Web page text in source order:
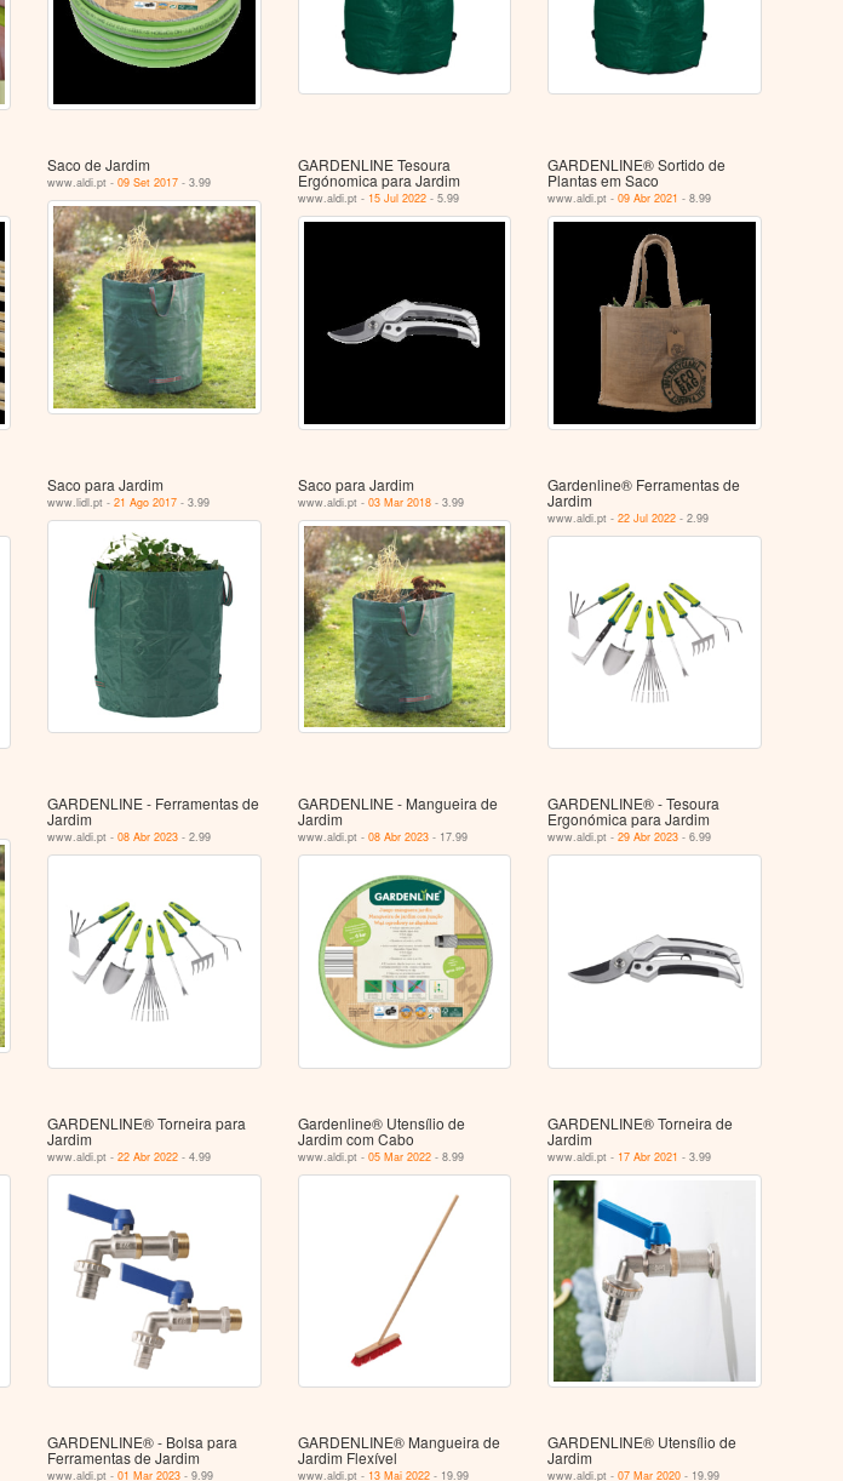
Saco de Jardim
www.aldi.pt - 09 Set 2017- 3.99
GARDENLINE Tesoura
Ergónomica para Jardim
www.aldi.pt - 15 Jul 2022- 5.99
GARDENLINE® Sortido de
Plantas em Saco
www.aldi.pt -09 Abr 2021 - 8.99
Saco para Jardim
www.lidl.pt - 21 Ago 2017- 3.99
Saco para Jardim
www.aldi.pt - 03 Mar 2018- 3.99
Gardenline® Ferramentas de
Jardim
www.aldi.pt -22 Jul 2022 - 2.99
GARDENLINE - Ferramentas de
Jardim
www.aldi.pt - 08 Abr 2023- 2.99
GARDENLINE - Mangueira de
Jardim
www.aldi.pt - 08 Abr 2023- 17.99
GARDENLINE® - Tesoura
Ergonómica para Jardim
www.aldi.pt -29 Abr 2023 - 6.99
GARDENLINE® Torneira para
Jardim
www.aldi.pt - 22 Abr 2022- 4.99
Gardenline® Utensílio de
Jardim com Cabo
www.aldi.pt - 05 Mar 2022- 8.99
GARDENLINE® Torneira de
Jardim
www.aldi.pt - 17 Abr 2021 - 3.99
GARDENLINE® - Bolsa para
Ferramentas de Jardim
www.aldi.pt - 01 Mar 2023- 9.99
GARDENLINE® Mangueira de
Jardim Flexível
www.aldi.pt - 13 Mai 2022- 19.99
GARDENLINE® Utensílio de
Jardim
www.aldi.pt -07 Mar 2020 - 19.99